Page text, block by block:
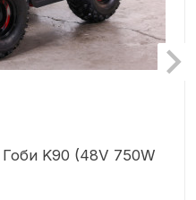
K90 (48V 750W